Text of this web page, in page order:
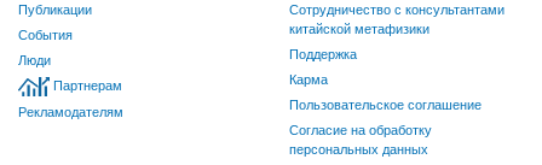
Публикации
События
Люди
Партнерам
Рекламодателям
Сотрудничество с консультантами
китайской метафизики
Поддержка
Карма
Пользовательское соглашение
Согласие на обработку
персональных данных